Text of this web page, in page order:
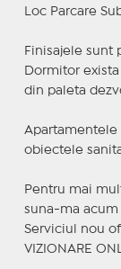
Loc Parcare
Finisajele sunt
Dormitor
din paleta
Apartamentele
obiectele
Pentru mai
suna-ma acum
Serviciul nou
VIZIONARE